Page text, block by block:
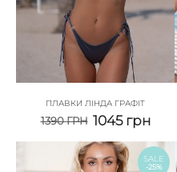
ПЛАВКИ ЛІНДА ГРАФІТ
1390ГРН 1045 грн
SALE
-25%